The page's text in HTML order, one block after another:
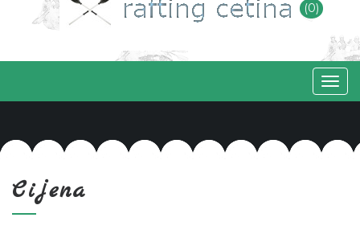
(0)
Cijena